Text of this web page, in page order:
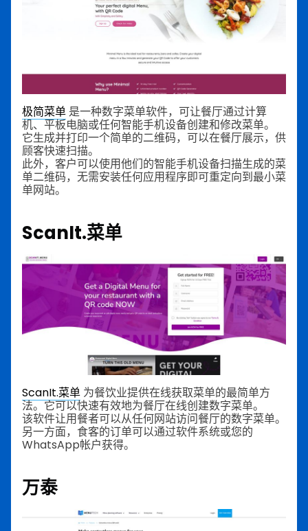
极简菜单 是一种数字菜单软件，可让餐厅通过计算
机、平板电脑或任何智能手机设备创建和修改菜单。
它生成并打印一个简单的二维码，可以在餐厅展示，供
顾客快速扫描。
此外，客户可以使用他们的智能手机设备扫描生成的菜
单二维码，无需安装任何应用程序即可重定向到最小菜
单网站。
ScanIt.菜单
ScanIt.菜单 为餐饮业提供在线获取菜单的最简单方
法。它可以快速有效地为餐厅在线创建数字菜单。
该软件让用餐者可以从任何网站访问餐厅的数字菜单。
另一方面，食客的订单可以通过软件系统或您的
WhatsApp帐户获得。
万泰